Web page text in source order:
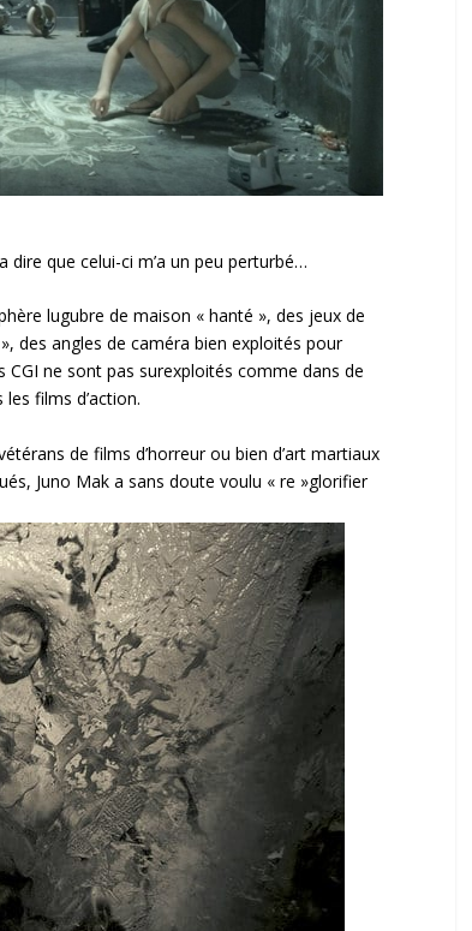
dire que celui-ci m’a un peu perturbé…
lugubre de maison « hanté », des jeux de
des angles de caméra bien exploités pour
ne sont pas surexploités comme dans de
films d’action.
de films d’horreur ou bien d’art martiaux
Juno Mak a sans doute voulu « re »glorifier